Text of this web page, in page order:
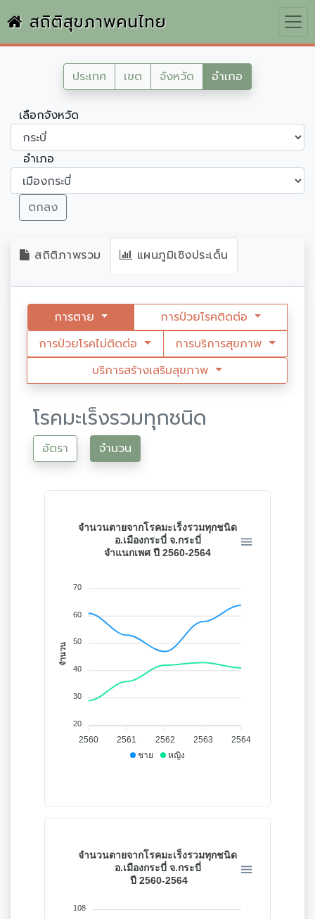
สถิติสุขภาพคนไทย
ประเทศ เขต จังหวัด อำเภอ
เลือกจังหวัด
อำเภอ
ตกลง
สถิติภาพรวม แผนภูมิเชิงประเด็น
การตาย
การป่วยโรคติดต่อ
การป่วยโรคไม่ติดต่อ
การบริการสุขภาพ
บริการสร้างเสริมสุขภาพ
โรคมะเร็งรวมทุกชนิด
อัตรา จำนวน